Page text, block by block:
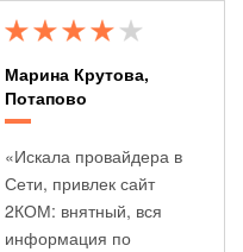
Марина Крутова,
Потапово
«Искала провайдера в
Сети, привлек сайт
2КОМ: внятный, вся
информация по